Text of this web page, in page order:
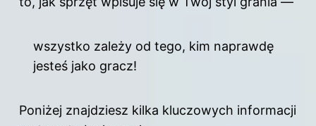
wszystko zależy od tego, kim naprawdę
jesteś jako gracz!
Poniżej znajdziesz kilka kluczowych informacji